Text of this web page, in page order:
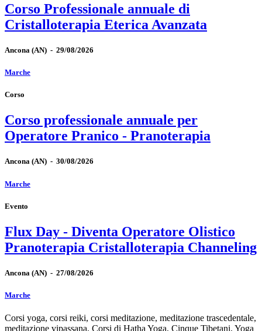
Corso Professionale annuale di
Cristalloterapia Eterica Avanzata
Ancona (AN) - 29/08/2026
Marche
Corso
Corso professionale annuale per
Operatore Pranico - Pranoterapia
Ancona (AN) - 30/08/2026
Marche
Evento
Flux Day - Diventa Operatore Olistico
Pranoterapia Cristalloterapia Channeling
Ancona (AN) - 27/08/2026
Marche
Corsi yoga, corsi reiki, corsi meditazione, meditazione trascedentale,
meditazione vipassana, Corsi di Hatha Yoga, Cinque Tibetani, Yoga